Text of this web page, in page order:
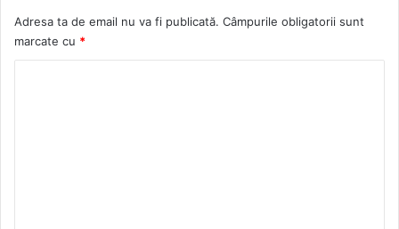
Adresa ta de email nu va fi publicată. Câmpurile obligatorii sunt
marcate cu *